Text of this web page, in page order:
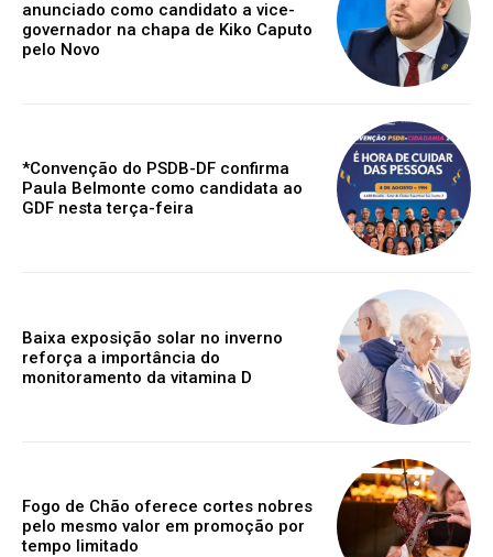
anunciado como candidato a vice-
governador na chapa de Kiko Caputo
pelo Novo
*Convenção do PSDB-DF confirma
Paula Belmonte como candidata ao
GDF nesta terça-feira
Baixa exposição solar no inverno
reforça a importância do
monitoramento da vitamina D
Fogo de Chão oferece cortes nobres
pelo mesmo valor em promoção por
tempo limitado